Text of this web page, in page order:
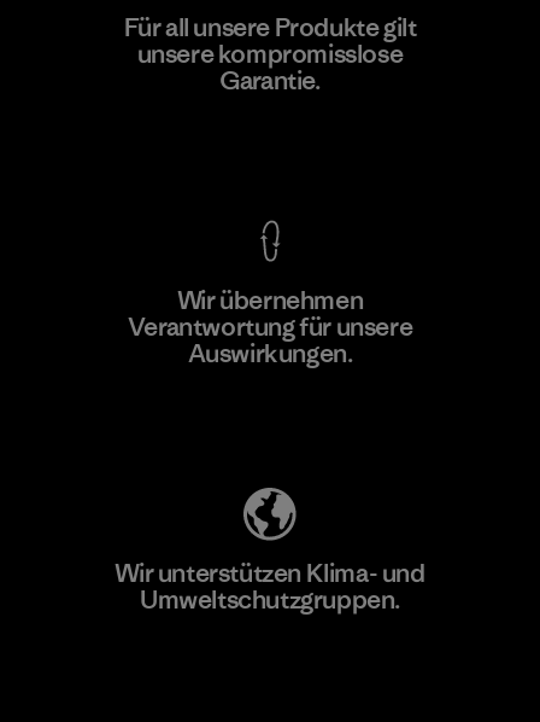
V.T. Garment Co., Ltd.
Für all unsere Produkte gilt
unsere kompromisslose
Garantie.
Wir übernehmen
Verantwortung für unsere
Auswirkungen.
Wir unterstützen Klima- und
Umweltschutzgruppen.